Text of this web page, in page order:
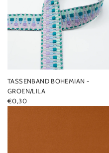
TASSENBAND BOHEMIAN -
GROEN/LILA
€0,30